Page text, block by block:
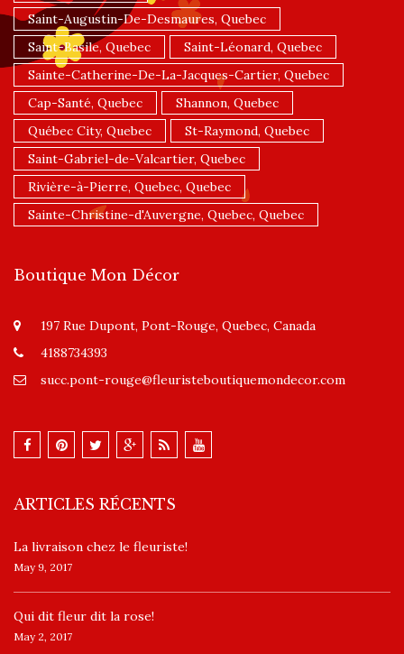
Saint-Augustin-De-Desmaures, Quebec
Saint-Basile, Quebec
Saint-Léonard, Quebec
Sainte-Catherine-De-La-Jacques-Cartier, Quebec
Cap-Santé, Quebec
Shannon, Quebec
Québec City, Quebec
St-Raymond, Quebec
Saint-Gabriel-de-Valcartier, Quebec
Rivière-à-Pierre, Quebec, Quebec
Sainte-Christine-d'Auvergne, Quebec, Quebec
Boutique Mon Décor
197 Rue Dupont, Pont-Rouge, Quebec, Canada
4188734393
succ.pont-rouge@fleuristeboutiquemondecor.com
ARTICLES RÉCENTS
La livraison chez le fleuriste!
May 9, 2017
​Qui dit fleur dit la rose!
May 2, 2017